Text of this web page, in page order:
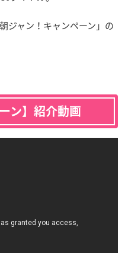
ジャン！キャンペーン」の
ン】紹介動画